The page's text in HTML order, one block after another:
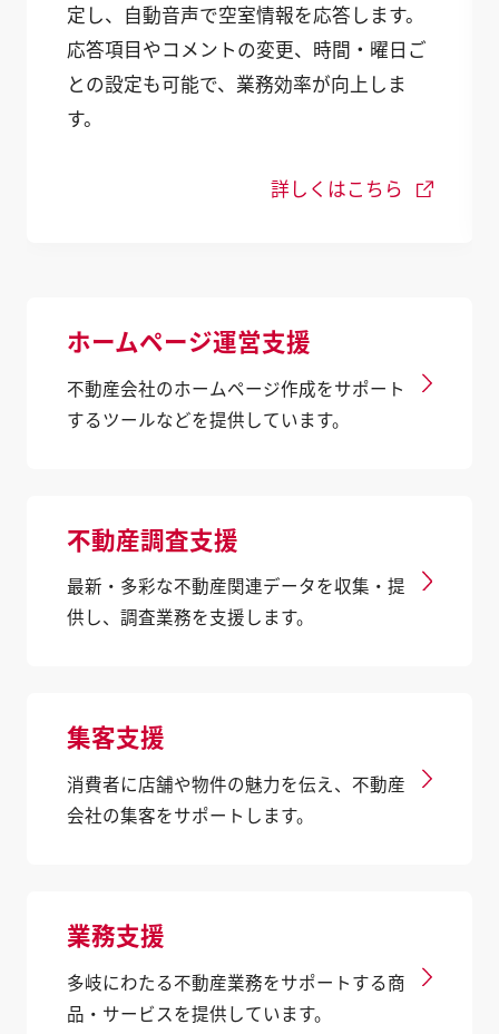
定し、自動音声で空室情報を応答します。
応答項目やコメントの変更、時間・曜日ご
との設定も可能で、業務効率が向上しま
す。
詳しくはこちら
ホームページ運営支援
不動産会社のホームページ作成をサポート
するツールなどを提供しています。
不動産調査支援
最新・多彩な不動産関連データを収集・提
供し、調査業務を支援します。
集客支援
消費者に店舗や物件の魅力を伝え、不動産
会社の集客をサポートします。
業務支援
多岐にわたる不動産業務をサポートする商
品・サービスを提供しています。